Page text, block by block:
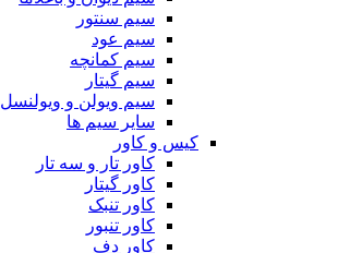
سیم سنتور
سیم عود
سیم کمانچه
سیم گیتار
سیم ویولن و ویولنسل
سایر سیم ها
کیس و کاور
کاور تار و سه تار
کاور گیتار
کاور تنبک
کاور تنبور
کاور دف